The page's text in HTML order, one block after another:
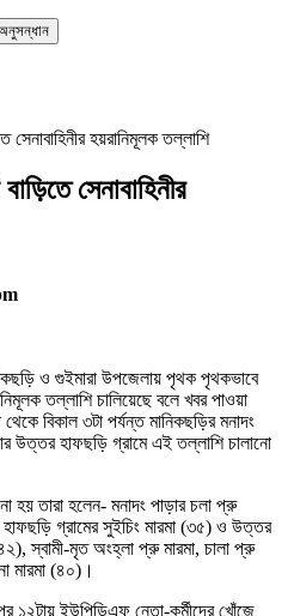
সেনাবাহিনীর হয়রানিমূলক তল্লাশি
সেনাবাহিনীর
ও গুইমারা উপজেলায় পৃথক পৃথকভাবে
তল্লাশি চালিয়েছে বলে খবর পাওয়া
বিকাল ৩টা পর্যন্ত মানিকছড়ির মনাদং
উত্তর হাফছড়ি গ্রামে এই তল্লাশি চালানো
হয় তারা হলেন- মনাদং পাড়ার চলা প্রু
হাফছড়ি গ্রামের সুইচিং মারমা (৩৫) ও উত্তর
(৪২), স্বামী-মৃত অংহ্লা প্রু মারমা, চালা প্রু
মারমা (৪০)।
১২টায় ইউপিডিএফ নেতা-কর্মীদের খোঁজে